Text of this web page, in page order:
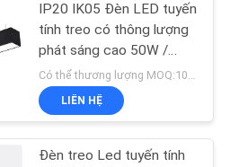
IP20 IK05 Đèn LED tuyến
tính treo có thông lượng
phát sáng cao 50W /
55W / 60W
Có thể thương lượng MOQ:100 CÁI
LIÊN HỆ
Đèn treo Led tuyến tính